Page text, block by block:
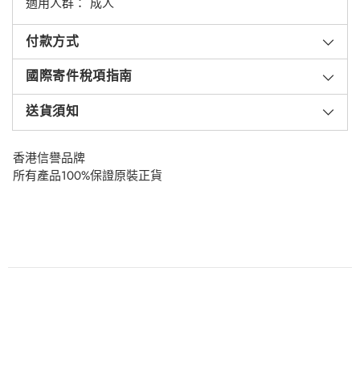
付款方式
國際寄件稅項指南
送貨須知
香港信譽品牌
所有產品100%保證原裝正貨